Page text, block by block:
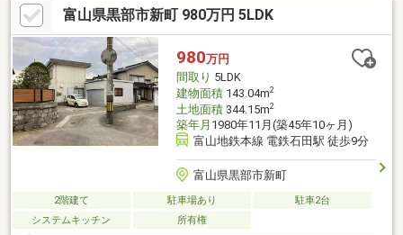
富山県黒部市新町 980万円 5LDK
980万円
間取り 5LDK
建物面積143.04m2
土地面積344.15m2
築年月 1980年11月(築45年10ヶ月)
富山地鉄本線 電鉄石田駅 徒歩9分
富山県黒部市新町
2階建て 駐車場あり
駐車2台
システムキッチン
所有権